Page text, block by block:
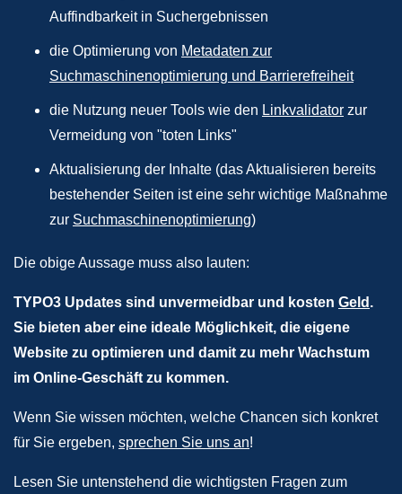
Auffindbarkeit in Suchergebnissen
die Optimierung von Metadaten zur
Suchmaschinenoptimierung und Barrierefreiheit
die Nutzung neuer Tools wie den Linkvalidator zur
Vermeidung von "toten Links"
Aktualisierung der Inhalte (das Aktualisieren bereits
bestehender Seiten ist eine sehr wichtige Maßnahme
zur Suchmaschinenoptimierung)
Die obige Aussage muss also lauten:
TYPO3 Updates sind unvermeidbar und kosten Geld .
Sie bieten aber eine ideale Möglichkeit, die eigene
Website zu optimieren und damit zu mehr Wachstum
im Online-Geschäft zu kommen.
Wenn Sie wissen möchten, welche Chancen sich konkret
für Sie ergeben, sprechen Sie uns an!
Lesen Sie untenstehend die wichtigsten Fragen zum